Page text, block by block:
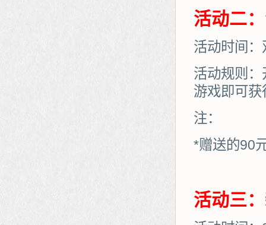
活动二
活动时间
活动规则
游戏即可
注：
*赠送的90
活动三